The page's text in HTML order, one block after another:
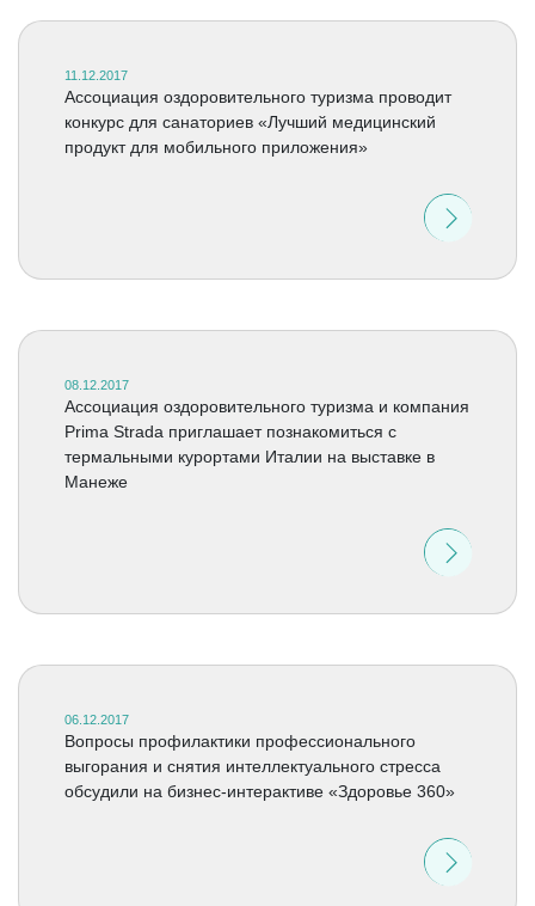
11.12.2017
Ассоциация оздоровительного туризма проводит
конкурс для санаториев «Лучший медицинский
продукт для мобильного приложения»
08.12.2017
Ассоциация оздоровительного туризма и компания
Prima Strada приглашает познакомиться с
термальными курортами Италии на выставке в
Манеже
06.12.2017
Вопросы профилактики профессионального
выгорания и снятия интеллектуального стресса
обсудили на бизнес-интерактиве «Здоровье 360»